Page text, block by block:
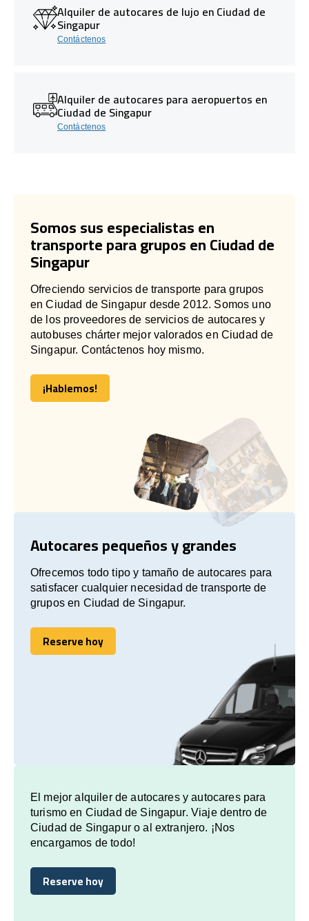
Alquiler de autocares de lujo en Ciudad de
Singapur
Contáctenos
Alquiler de autocares para aeropuertos en
Ciudad de Singapur
Contáctenos
Somos sus especialistas en
transporte para grupos en Ciudad de
Singapur
Ofreciendo servicios de transporte para grupos
en Ciudad de Singapur desde 2012. Somos uno
de los proveedores de servicios de autocares y
autobuses chárter mejor valorados en Ciudad de
Singapur. Contáctenos hoy mismo.
¡Hablemos!
¡Hablemos!
Autocares pequeños y grandes
Ofrecemos todo tipo y tamaño de autocares para
satisfacer cualquier necesidad de transporte de
grupos en Ciudad de Singapur.
Reserve hoy
Reserve hoy
El mejor alquiler de autocares y autocares para
turismo en Ciudad de Singapur. Viaje dentro de
Ciudad de Singapur o al extranjero. ¡Nos
encargamos de todo!
Reserve hoy
Reserve hoy